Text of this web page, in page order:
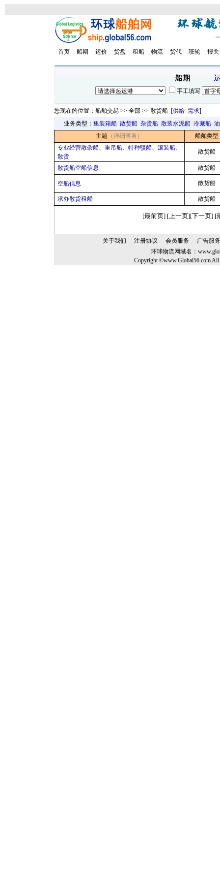
首页 船期 运价 货盘 租船 物流 货代 班轮 报关
手工填写
您现在的位置：船舶交易 >> 全部 >> 散货船 [供给 需求]
业务类型： 集装箱船 散货船 杂货船 散装水泥船 冷藏船
主题 （详细查看）
船舶类型
专业经营散杂船、重吊船、特种驳船、滚装船、
散货
散货船
散货船空船信息 散货船
空船信息 散货船
承办散货租船 散货船
[最前页] [上一页][下一页] [
关于我们 注册协议 会员服务
广告服务
环球物流网域名：
Copyright ©www.Global56.com All